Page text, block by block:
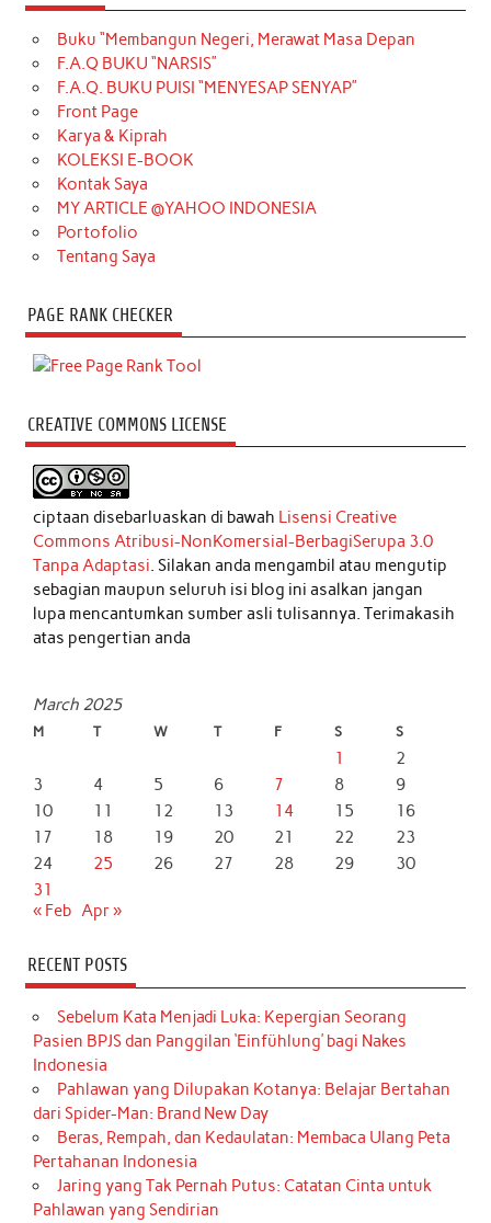
Buku “Membangun Negeri, Merawat Masa Depan
F.A.Q BUKU “NARSIS”
F.A.Q. BUKU PUISI “MENYESAP SENYAP”
Front Page
Karya & Kiprah
KOLEKSI E-BOOK
Kontak Saya
MY ARTICLE @YAHOO INDONESIA
Portofolio
Tentang Saya
PAGE RANK CHECKER
CREATIVE COMMONS LICENSE
ciptaan disebarluaskan di bawah Lisensi Creative
Commons Atribusi-NonKomersial-BerbagiSerupa 3.0
Tanpa Adaptasi . Silakan anda mengambil atau mengutip
sebagian maupun seluruh isi blog ini asalkan jangan
lupa mencantumkan sumber asli tulisannya. Terimakasih
atas pengertian anda
March 2025
M T W T F S S
1
2
3
4 5 6 7 8
9
10
11 12 13 14 15
16
17
18 19 20 21 22
23
24
25 26 27 28 29
30
31
« Feb Apr »
RECENT POSTS
Sebelum Kata Menjadi Luka: Kepergian Seorang
Pasien BPJS dan Panggilan ‘Einfühlung’ bagi Nakes
Indonesia
Pahlawan yang Dilupakan Kotanya: Belajar Bertahan
dari Spider-Man: Brand New Day
Beras, Rempah, dan Kedaulatan: Membaca Ulang Peta
Pertahanan Indonesia
Jaring yang Tak Pernah Putus: Catatan Cinta untuk
Pahlawan yang Sendirian